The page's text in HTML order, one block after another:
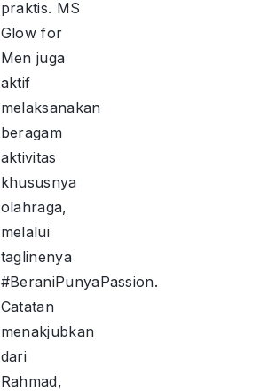
praktis. MS
Glow for
Men juga
aktif
melaksanakan
beragam
aktivitas
khususnya
olahraga,
melalui
taglinenya
#BeraniPunyaPassion.
Catatan
menakjubkan
dari
Rahmad,